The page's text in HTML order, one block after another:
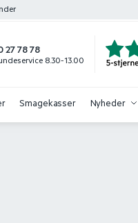
27 78 78
8.30-13.00
Smagekasser Nyheder